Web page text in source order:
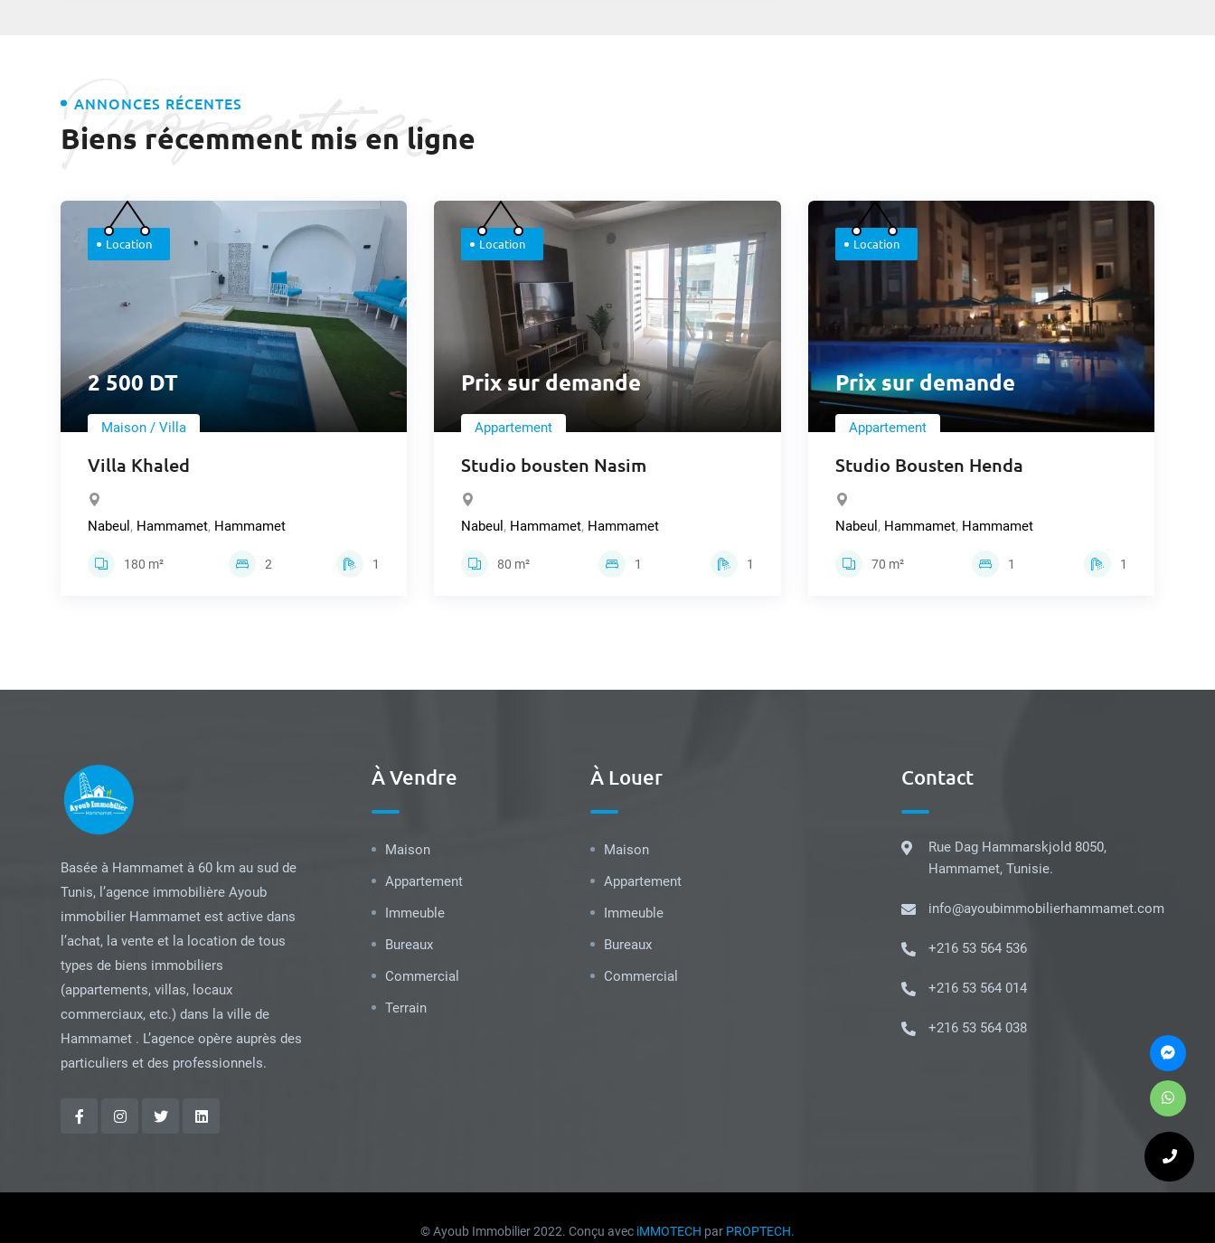
ANNONCES RÉCENTES
Biens récemment mis en ligne
Properties
Location
2 500 DT
Maison / Villa
Villa Khaled
Nabeul , Hammamet, Hammamet
180 m² 2 1
Location
Prix sur demande
Appartement
Studio bousten Nasim
Nabeul , Hammamet, Hammamet
80 m² 1 1
Location
Prix sur demande
Appartement
Studio Bousten Henda
Nabeul , Hammamet, Hammamet
70 m² 1 1
Basée à Hammamet à 60 km au sud de
Tunis, l’agence immobilière Ayoub
immobilier Hammamet est active dans
l’achat, la vente et la location de tous
types de biens immobiliers
(appartements, villas, locaux
commerciaux, etc.) dans la ville de
Hammamet . L’agence opère auprès des
particuliers et des professionnels.
À Vendre
Maison
Appartement
Immeuble
Bureaux
Commercial
Terrain
À Louer
Maison
Appartement
Immeuble
Bureaux
Commercial
Contact
Rue Dag Hammarskjold 8050,
Hammamet, Tunisie.
info@ayoubimmobilierhammamet.com
+216 53 564 536
+216 53 564 014
+216 53 564 038
© Ayoub Immobilier 2022. Conçu avec iMMOTECH par PROPTECH.